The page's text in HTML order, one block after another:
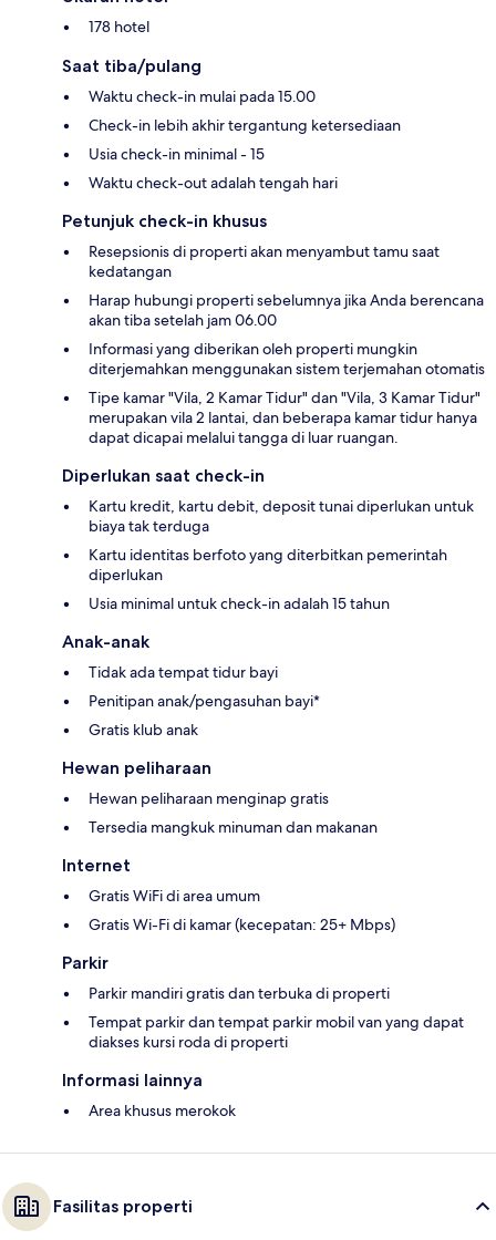
178 hotel
Saat tiba/pulang
Waktu check-in mulai pada 15.00
Check-in lebih akhir tergantung ketersediaan
Usia check-in minimal - 15
Waktu check-out adalah tengah hari
Petunjuk check-in khusus
Resepsionis di properti akan menyambut tamu saat
kedatangan
Harap hubungi properti sebelumnya jika Anda berencana
akan tiba setelah jam 06.00
Informasi yang diberikan oleh properti mungkin
diterjemahkan menggunakan sistem terjemahan otomatis
Tipe kamar "Vila, 2 Kamar Tidur" dan "Vila, 3 Kamar Tidur"
merupakan vila 2 lantai, dan beberapa kamar tidur hanya
dapat dicapai melalui tangga di luar ruangan.
Diperlukan saat check-in
Kartu kredit, kartu debit, deposit tunai diperlukan untuk
biaya tak terduga
Kartu identitas berfoto yang diterbitkan pemerintah
diperlukan
Usia minimal untuk check-in adalah 15 tahun
Anak-anak
Tidak ada tempat tidur bayi
Penitipan anak/pengasuhan bayi*
Gratis klub anak
Hewan peliharaan
Hewan peliharaan menginap gratis
Tersedia mangkuk minuman dan makanan
Internet
Gratis WiFi di area umum
Gratis Wi-Fi di kamar (kecepatan: 25+ Mbps)
Parkir
Parkir mandiri gratis dan terbuka di properti
Tempat parkir dan tempat parkir mobil van yang dapat
diakses kursi roda di properti
Informasi lainnya
Area khusus merokok
Fasilitas properti